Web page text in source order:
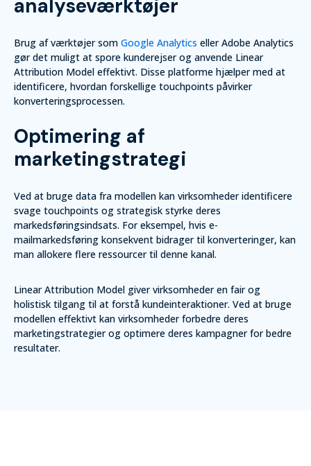
analyseværktøjer
Brug af værktøjer som Google Analytics eller Adobe Analytics
gør det muligt at spore kunderejser og anvende Linear
Attribution Model effektivt. Disse platforme hjælper med at
identificere, hvordan forskellige touchpoints påvirker
konverteringsprocessen.
Optimering af
marketingstrategi
Ved at bruge data fra modellen kan virksomheder identificere
svage touchpoints og strategisk styrke deres
markedsføringsindsats. For eksempel, hvis e-
mailmarkedsføring konsekvent bidrager til konverteringer, kan
man allokere flere ressourcer til denne kanal.
Linear Attribution Model giver virksomheder en fair og
holistisk tilgang til at forstå kundeinteraktioner. Ved at bruge
modellen effektivt kan virksomheder forbedre deres
marketingstrategier og optimere deres kampagner for bedre
resultater.